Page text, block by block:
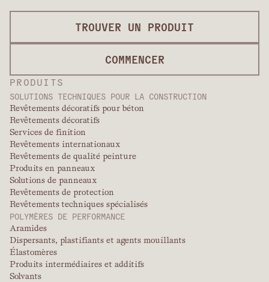
PRODUITS
SOLUTIONS TECHNIQUES POUR LA CONSTRUCTION
Revêtements décoratifs pour béton
Revêtements décoratifs
Services de finition
Revêtements internationaux
Revêtements de qualité peinture
Produits en panneaux
Solutions de panneaux
Revêtements de protection
Revêtements techniques spécialisés
POLYMÈRES DE PERFORMANCE
Aramides
Dispersants, plastifiants et agents mouillants
Élastomères
Produits intermédiaires et additifs
Solvants
TROUVER UN PRODUIT
COMMENCER